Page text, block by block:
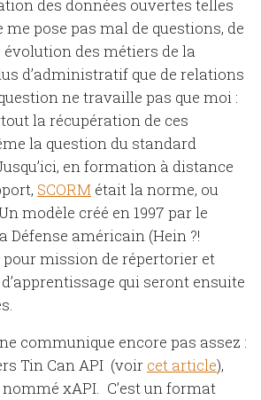
des données ouvertes telles
me pose pas mal de questions, de
évolution des métiers de la
d’administratif que de relations
ne travaille pas que moi :
la récupération de ces
la question du standard
en formation à distance
SCORM était la norme, ou
Un modèle créé en 1997 par le
Défense américain (Hein ?!
mission de répertorier et
qui seront ensuite
communique encore pas assez :
Tin Can API (voir cet article),
xAPI. C’est un format